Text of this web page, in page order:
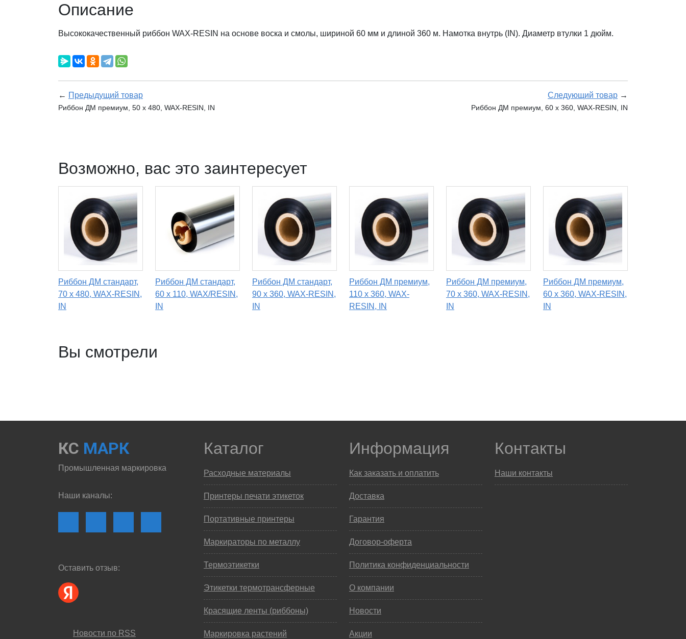
Описание
Высококачественный риббон WAX-RESIN на основе воска и смолы, шириной 60 мм и длиной 360 м. Намотка внутрь (IN). Диаметр втулки 1 дюйм.
← Предыдущий товар
Риббон ДМ премиум, 50 х 480, WAX-RESIN, IN
Следующий товар →
Риббон ДМ премиум, 60 х 360, WAX-RESIN, IN
Возможно, вас это заинтересует
Риббон ДМ стандарт,
70 х 480, WAX-RESIN,
IN
Риббон ДМ стандарт,
60 x 110, WAX/RESIN,
IN
Риббон ДМ стандарт,
90 x 360, WAX-RESIN,
IN
Риббон ДМ премиум,
110 х 360, WAX-
RESIN, IN
Риббон ДМ премиум,
70 х 360, WAX-RESIN,
IN
Риббон ДМ премиум,
60 х 360, WAX-RESIN,
IN
Вы смотрели
КС МАРК
Промышленная маркировка
Наши каналы:
Оставить отзыв:
Новости по RSS
Каталог
Расходные материалы
Принтеры печати этикеток
Портативные принтеры
Маркираторы по металлу
Термоэтикетки
Этикетки термотрансферные
Красящие ленты (риббоны)
Маркировка растений
Информация
Как заказать и оплатить
Доставка
Гарантия
Договор-оферта
Политика конфиденциальности
О компании
Новости
Акции
Контакты
Наши контакты